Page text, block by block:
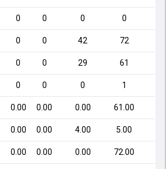
0 0 0 0
0 0 42 72
0 0 29 61
0 0 0 1
0.00 0.00 0.00 61.00
0.00 0.00 4.00 5.00
0.00 0.00 0.00 72.00